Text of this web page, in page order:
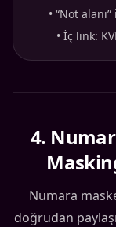
• “Not
• İç link:
4.
Numara
doğrudan